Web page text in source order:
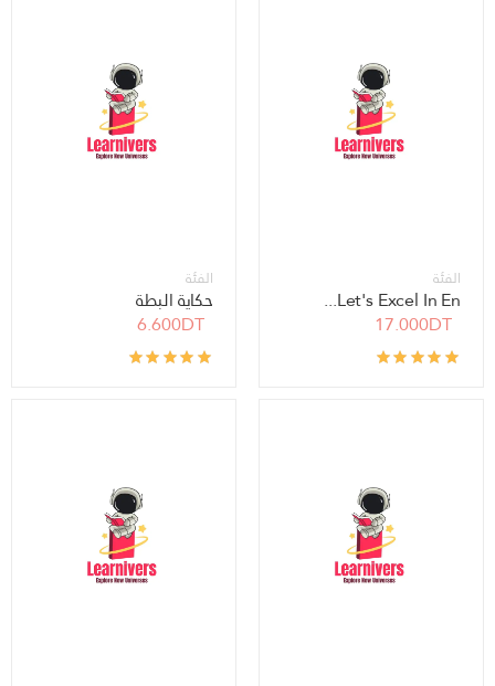
الفئة
Let's Excel In En...
17.000DT
الفئة
حكاية البطة
6.600DT